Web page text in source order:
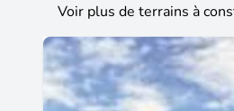
Voir plus de terrains à